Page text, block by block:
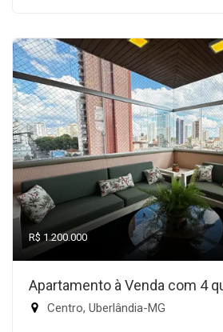
R$ 1.200.000
Apartamento à Venda com 4
Centro, Uberlândia-MG